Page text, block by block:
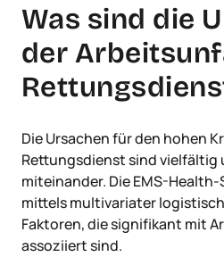
Was sind die
der
Die Ursachen für den hohen
Rettungsdienst sind vielfältig
miteinander. Die EMS-
mittels multivariater
Faktoren, die signifikant mit
assoziiert sind.